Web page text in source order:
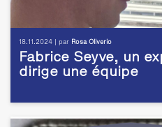
18.11.2024 | par Rosa Oliverio
Fabrice Seyve, un
dirige une équipe